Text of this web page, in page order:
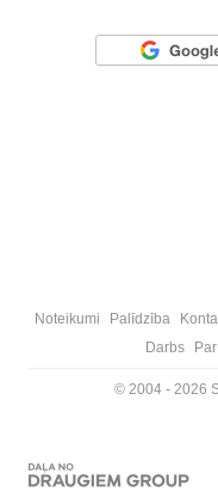
Noteikumi Palīdzība
Darbs
© 2004 - 2026